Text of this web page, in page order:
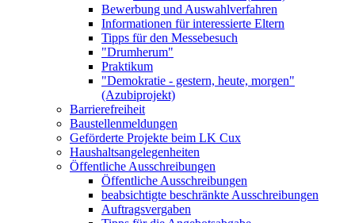
Bewerbung und Auswahlverfahren
Informationen für interessierte Eltern
Tipps für den Messebesuch
"Drumherum"
Praktikum
"Demokratie - gestern, heute, morgen"
(Azubiprojekt)
Barrierefreiheit
Baustellenmeldungen
Geförderte Projekte beim LK Cux
Haushaltsangelegenheiten
Öffentliche Ausschreibungen
Öffentliche Ausschreibungen
beabsichtigte beschränkte Ausschreibungen
Auftragsvergaben